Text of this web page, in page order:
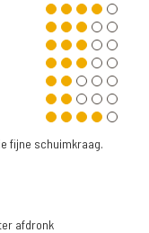
fijne schuimkraag.
afdronk